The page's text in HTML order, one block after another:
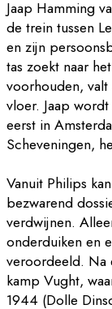
Jaap Hamming
de trein tussen
en zijn
tas zoekt naar
voorhouden,
vloer. Jaap
eerst in
Scheveningen,
Vanuit Philips
bezwarend
verdwijnen.
onderduiken en
veroordeeld. Na
kamp Vught,
1944 (Dolle